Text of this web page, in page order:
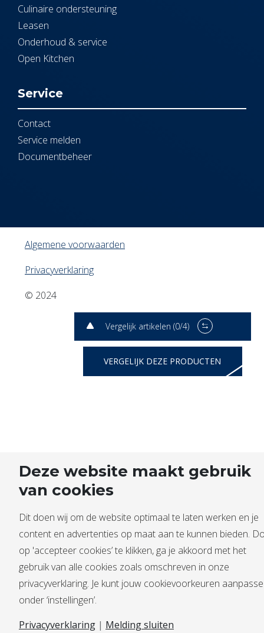
Vergelijk artikelen (0/4)
VERGELIJK DEZE PRODUCTEN
Culinaire ondersteuning
Leasen
Onderhoud & service
Open Kitchen
Service
Contact
Service melden
Documentbeheer
Algemene voorwaarden
Privacyverklaring
© 2024
Deze website maakt gebruik
van cookies
Dit doen wij om de website optimaal te laten werken en je
content en advertenties op maat aan te kunnen bieden.
op 'accepteer cookies’ te klikken, ga je akkoord met het
gebruik van alle cookies zoals omschreven in onze
privacyverklaring. Je kunt jouw cookievoorkeuren
onder ‘instellingen’.
Privacyverklaring | Melding sluiten